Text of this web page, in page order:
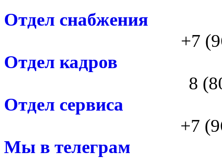
Отдел снабжения
+7
Отдел кадров
8
Отдел сервиса
+7
Мы в телеграм